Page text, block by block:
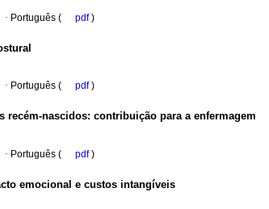
· Português ( pdf)
· Português ( pdf)
recém-nascidos: contribuição para a enfermagem
· Português ( pdf)
emocional e custos intangíveis